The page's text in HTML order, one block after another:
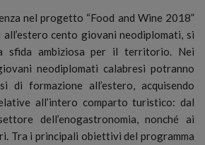
nel progetto “Food and Wine 2018”
cento giovani neodiplomati, si
sfida ambiziosa per il territorio. Nei
neodiplomati calabresi potranno
di formazione all’estero, acquisendo
all’intero comparto turistico: dal
dell’enogastronomia, nonché ai
Tra i principali obiettivi del programma